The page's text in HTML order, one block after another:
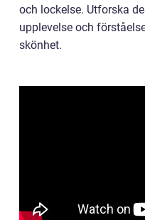
och lockelse. Utforska
upplevelse och
skönhet.